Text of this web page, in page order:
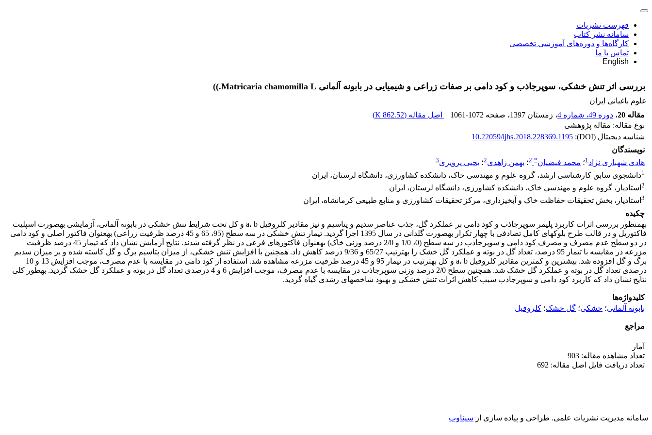
فهرست نشریات
سامانه نشر کتاب
کارگاه‌ها و دوره‌های آموزشی تخصصی
تماس با ما
English
بررسی اثر تنش خشکی، سوپرجاذب و کود دامی بر صفات زراعی و شیمیایی در بابونه آلمانی Matricaria chamomilla L.))
علوم باغبانی ایران
مقاله 20
، دوره 49، شماره 4 ، زمستان 1397 ، صفحه 1061-1072 اصل مقاله (862.52 K
)
نوع مقاله: مقاله پژوهشی
شناسه دیجیتال (DOI):
10.22059/ijhs.2018.228369.1195
نویسندگان
هادی شهبازی نژاد1؛ محمد فیضیان*
2؛ بهمن زاهدی2؛ یحیی پرویزی3
1دانشجوی سابق کارشناسی ارشد، گروه علوم و مهندسی خاک، دانشکده کشاورزی، دانشگاه لرستان، ایران
2 استادیار، گروه علوم و مهندسی خاک، دانشکده کشاورزی، دانشگاه لرستان، ایران
3 استادیار، بخش تحقیقات حفاظت خاک و آبخیزداری، مرکز تحقیقات کشاورزی و منابع طبیعی کرمانشاه، ایران
چکیده
به­منظور بررسی اثرات کاربرد پلیمر سوپرجاذب و کود دامی بر عملکرد گل، جذب عناصر سدیم و پتاسیم و نیز مقادیر کلروفیل a، b و کل تحت شرایط تنش خشکی در بابونه آلمانی، آزمایشی به­صورت اسپلیت
فاکتوریل و در قالب طرح بلوک­های کامل تصادفی با چهار تکرار به­صورت گلدانی در سال 1395 اجرا گردید. تیمار تنش خشکی در سه سطح (95، 65 و 45 درصد ظرفیت زراعی) به­عنوان فاکتور اصلی و کود دامی
در دو سطح عدم مصرف و مصرف کود دامی و سوپرجاذب در سه سطح (0، 1/0 و 2/0 درصد وزنی خاک) به­عنوان فاکتورهای فرعی در نظر گرفته شدند. نتایج آزمایش نشان داد که تیمار 45 درصد ظرفیت
مزرعه در مقایسه با تیمار 95 درصد، تعداد گل در بوته و عملکرد گل خشک را به­ترتیب 65/27 و 9/36 درصد کاهش داد. همچنین با افزایش تنش خشکی، از میزان پتاسیم برگ و گل کاسته شده و بر میزان سدیم
برگ و گل افزوده شد. بیشترین و کمترین مقادیر کلروفیل a، b و کل به­ترتیب در تیمار 95 و 45 درصد ظرفیت مزرعه مشاهده شد. استفاده از کود دامی در مقایسه با عدم مصرف، موجب افزایش 13 و 10
درصدی تعداد گل در بوته و عملکرد گل خشک شد. همچنین سطح 2/0 درصد وزنی سوپرجاذب در مقایسه با عدم مصرف، موجب افزایش 6 و 4 درصدی تعداد گل در بوته و عملکرد گل خشک گردید. به­طور کلی
نتایج نشان داد که کاربرد کود دامی و سوپرجاذب سبب کاهش اثرات تنش خشکی و بهبود شاخص­های رشدی گیاه گردید.
کلیدواژه‌ها
بابونه آلمانی؛ خشکی؛ گل خشک؛ کلروفیل
مراجع
آمار
تعداد مشاهده مقاله: 903
تعداد دریافت فایل اصل مقاله: 692
سامانه مدیریت نشریات علمی. طراحی و پیاده سازی از سیناوب